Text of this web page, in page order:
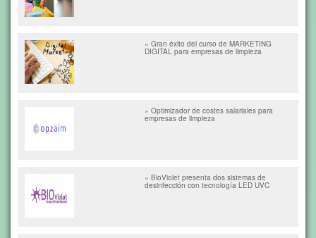
» Gran éxito del curso de MARKETING
DIGITAL para empresas de limpieza
» Optimizador de costes salariales para
empresas de limpieza
» BioViolet presenta dos sistemas de
desinfección con tecnología LED UVC